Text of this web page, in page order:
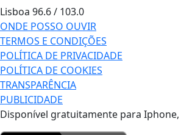
Lisboa 96.6 / 103.0
ONDE POSSO OUVIR
TERMOS E CONDIÇÕES
POLÍTICA DE PRIVACIDADE
POLÍTICA DE COOKIES
TRANSPARÊNCIA
PUBLICIDADE
Disponível gratuitamente para